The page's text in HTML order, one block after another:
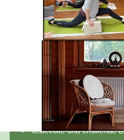
einfühlsam gegeben. Der/die
Diese Lebensschule wendet
akute seelische oder
Möglichkeiten zur
negative
und verändern wollen
liebevolle und erfüllende